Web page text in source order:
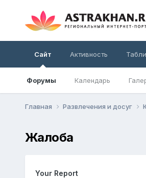
Сайт
Форумы Календарь
Активность
Главная Развлечения и досуг
Жалоба
Your Report